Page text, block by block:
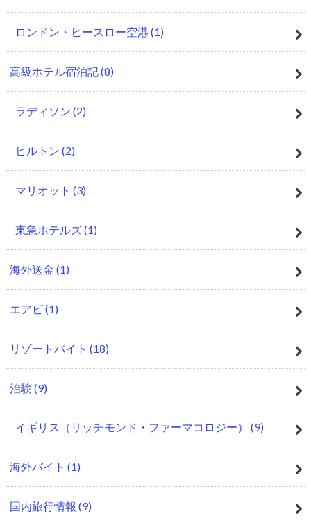
ロンドン・ヒースロー空港 (1)
高級ホテル宿泊記(8)
ラディソン (2)
ヒルトン (2)
マリオット (3)
東急ホテルズ(1)
海外送金 (1)
エアビ(1)
リゾートバイト (18)
治験 (9)
イギリス（リッチモンド・ファーマコロジー） (9)
海外バイト (1)
国内旅行情報 (9)